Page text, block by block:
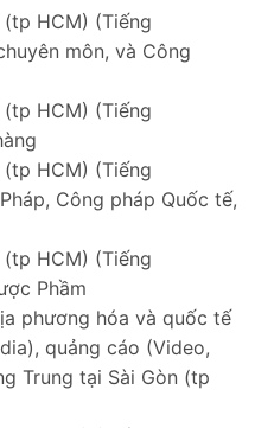
HCM) (Tiếng
môn, và Công
HCM) (Tiếng
HCM) (Tiếng
Công pháp Quốc tế,
HCM) (Tiếng
Phầm
phương hóa và quốc tế
quảng cáo (Video,
Trung tại Sài Gòn (tp